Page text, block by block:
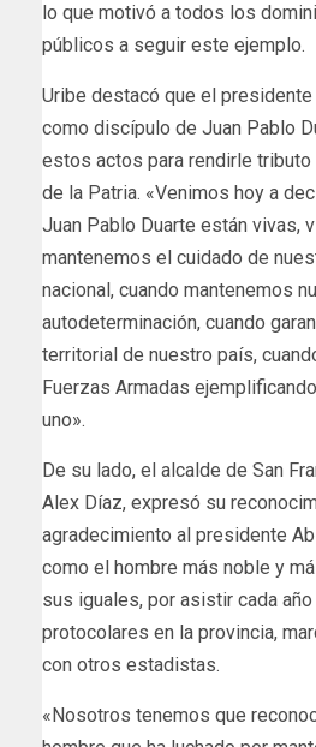
lo que motivó a todos los
públicos a seguir este ejemplo.
Uribe destacó que el
como discípulo de Juan Pablo
estos actos para rendirle tributo
de la Patria. «Venimos hoy a
Juan Pablo Duarte están vivas,
mantenemos el cuidado de
nacional, cuando mantenemos
autodeterminación, cuando
territorial de nuestro país,
Fuerzas Armadas
uno».
De su lado, el alcalde de San
Alex Díaz, expresó su
agradecimiento al presidente
como el hombre más noble y
sus iguales, por asistir cada
protocolares en la provincia,
con otros estadistas.
«Nosotros tenemos que